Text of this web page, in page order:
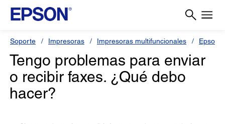
Soporte Impresoras Impresoras multifuncionales Epson
Tengo problemas para enviar
o recibir faxes. ¿Qué debo
hacer?